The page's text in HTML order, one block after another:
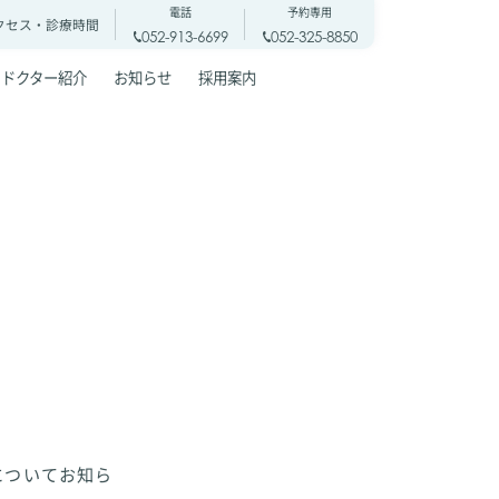
セス・診療時間
電話
052-913-6699
予約専用
052-325-8850
ドクター紹介 お知らせ 採用案内
いてお知ら